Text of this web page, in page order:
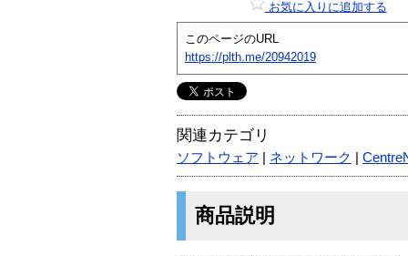
お気に入りに追加する
このページのURL
https://plth.me/20942019
関連カテゴリ
ソフトウェア ネットワーク
商品説明